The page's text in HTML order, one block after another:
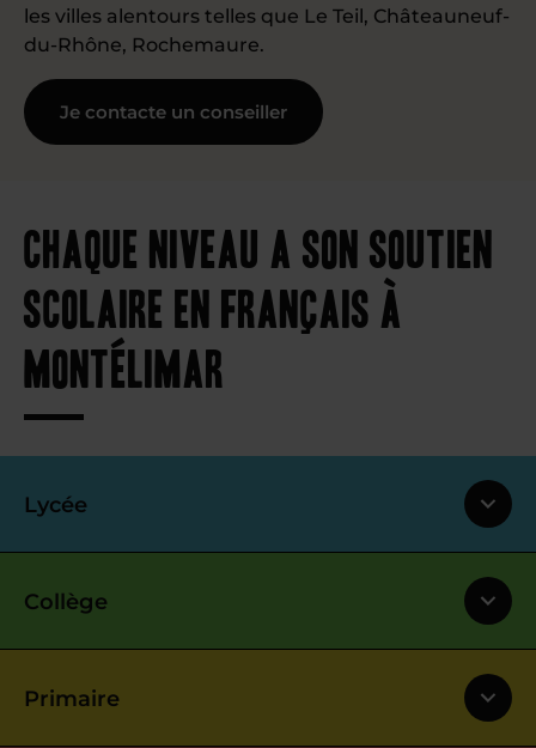
les villes alentours telles que Le Teil, Châteauneuf-
du-Rhône, Rochemaure.
Je contacte un conseiller
Chaque niveau a son soutien
scolaire en français à
Montélimar
Lycée
Collège
Primaire